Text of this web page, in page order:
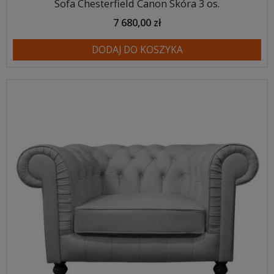
Sofa Chesterfield Canon Skóra 3 os.
7 680,00 zł
DODAJ DO KOSZYKA